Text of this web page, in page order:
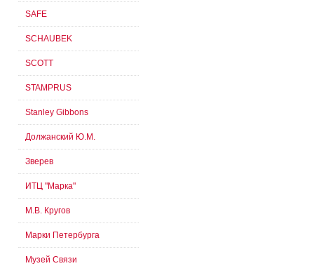
SAFE
SCHAUBEK
SCOTT
STAMPRUS
Stanley Gibbons
Должанский Ю.М.
Зверев
ИТЦ "Марка"
М.В. Кругов
Марки Петербурга
Музей Связи